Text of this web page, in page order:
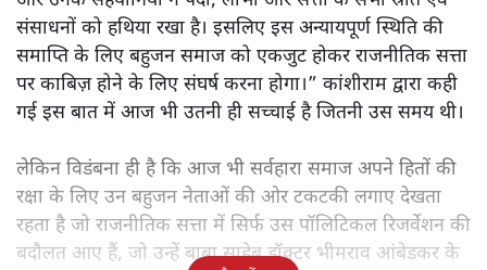
संसाधनों को हथिया रखा है। इसलिए इस अन्यायपूर्ण स्थिति की
समाप्ति के लिए बहुजन समाज को एकजुट होकर राजनीतिक सत्ता
पर काबिज़ होने के लिए संघर्ष करना होगा।” कांशीराम द्वारा कही
गई इस बात में आज भी उतनी ही सच्चाई है जितनी उस समय थी।
लेकिन विडंबना ही है कि आज भी सर्वहारा समाज अपने हितों की
रक्षा के लिए उन बहुजन नेताओं की ओर टकटकी लगाए देखता
रहता है जो राजनीतिक सत्ता में सिर्फ उस पॉलिटिकल रिजर्वेशन की
बदौलत आए हैं, जो उन्हें बाबा साहेब डॉक्टर भीमराव आंबेडकर के